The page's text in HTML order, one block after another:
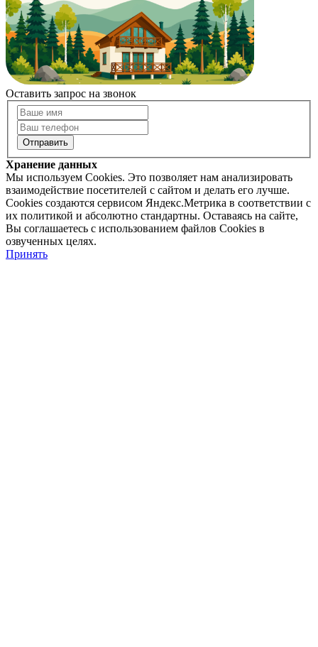
Оставить запрос на звонок
Хранение данных
Мы используем Cookies. Это позволяет нам анализировать
взаимодействие посетителей с сайтом и делать его лучше.
Cookies создаются сервисом Яндекс.Метрика в соответствии с
их политикой и абсолютно стандартны. Оставаясь на сайте,
Вы соглашаетесь с использованием файлов Cookies в
озвученных целях.
Принять